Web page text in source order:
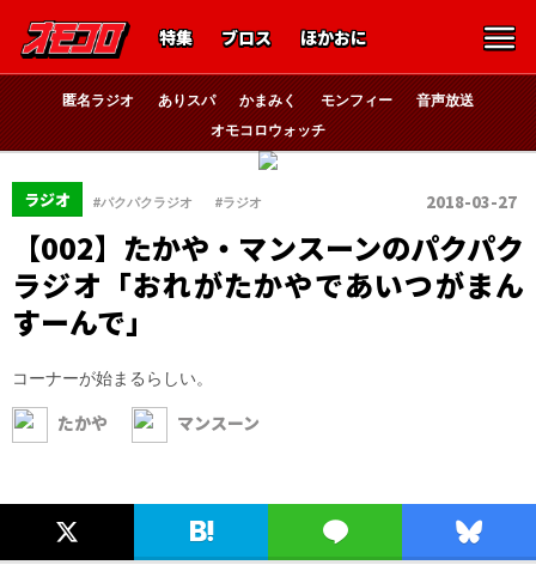
特集 ブロス ほかおに
匿名ラジオ ありスパ かまみく モンフィー
音声放送
オモコロウォッチ
ラジオ #パクパクラジオ #ラジオ 2018-03-27
【002】たかや・マンスーンのパクパク
ラジオ「おれがたかやであいつがまん
すーんで」
コーナーが始まるらしい。
たかや
マンスーン